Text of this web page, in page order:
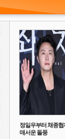
정일우부터 채종협
매서운 돌풍